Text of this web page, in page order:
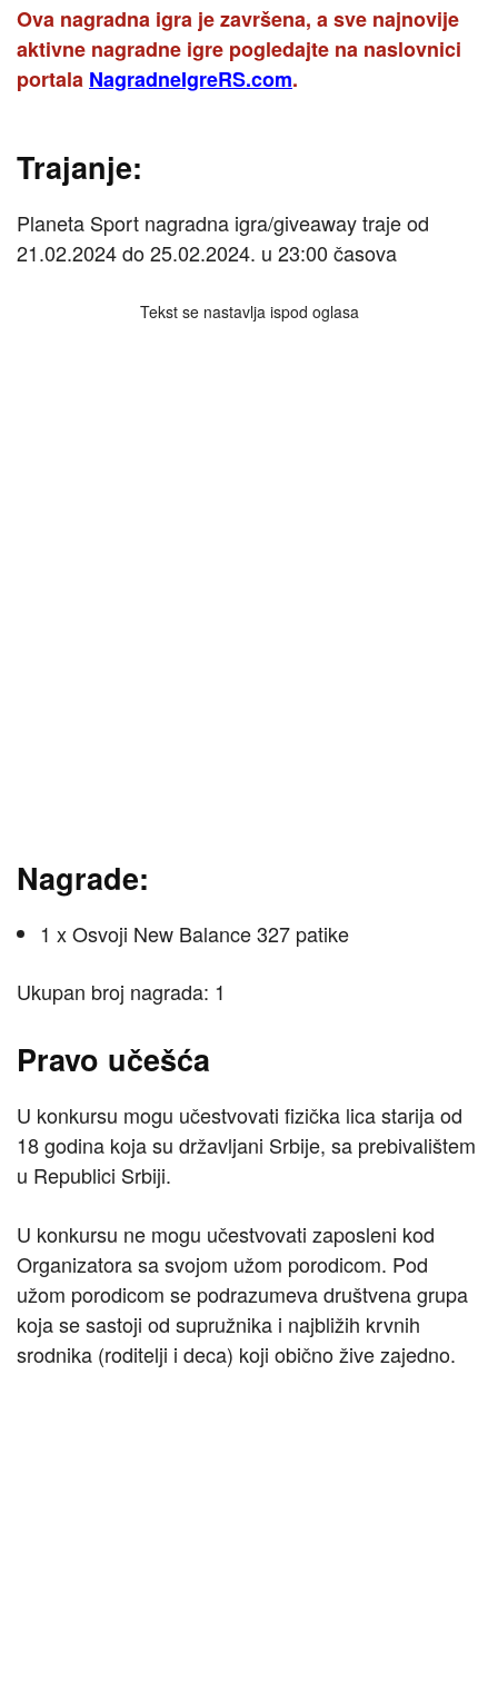
Ova nagradna igra je završena, a sve najnovije
aktivne nagradne igre pogledajte na naslovnici
portala NagradneIgreRS.com.
Trajanje:
Planeta Sport nagradna igra/giveaway traje od
21.02.2024 do 25.02.2024. u 23:00 časova
Tekst se nastavlja ispod oglasa
Nagrade:
1 x Osvoji New Balance 327 patike
Ukupan broj nagrada: 1
Pravo učešća
U konkursu mogu učestvovati fizička lica starija od
18 godina koja su državljani Srbije, sa prebivalištem
u Republici Srbiji.
U konkursu ne mogu učestvovati zaposleni kod
Organizatora sa svojom užom porodicom. Pod
užom porodicom se podrazumeva društvena grupa
koja se sastoji od supružnika i najbližih krvnih
srodnika (roditelji i deca) koji obično žive zajedno.